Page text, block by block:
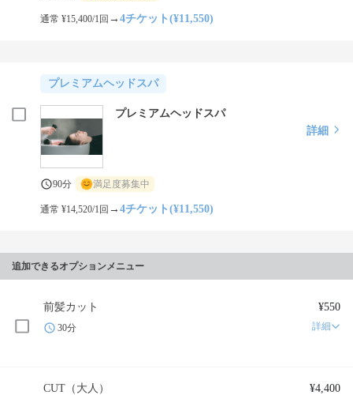
通常 ¥15,400/1回 →4チケット(¥11,550)
プレミアムヘッドスパ
プレミアムヘッドスパ
詳細
90分 満足度募集中
通常 ¥14,520/1回 →4チケット(¥11,550)
追加できるオプションメニュー
前髪カット ¥550
30分 詳細
CUT（大人） ¥4,400